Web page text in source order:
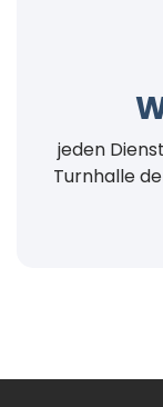
jeden
Turnhalle